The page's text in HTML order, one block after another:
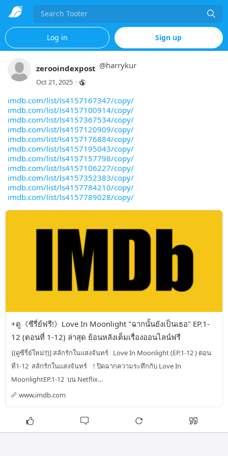
Search
Log in Sign up
zerooindexpost @harrykur
Oct 21, 2025 ·
imdb.com/list/ls4157167347/copy/
imdb.com/list/ls4157100914/copy/
imdb.com/list/ls4157367534/copy/
imdb.com/list/ls4157120909/copy/
imdb.com/list/ls4157176884/copy/
imdb.com/list/ls4157195043/copy/
imdb.com/list/ls4157157798/copy/
imdb.com/list/ls4157106227/copy/
imdb.com/list/ls4157352383/copy/
imdb.com/list/ls4157784210/copy/
imdb.com/list/ls4157789028/copy/
+ดู《ซีรี่ย์ฟรี!》Love In Moonlight "ฉากนั้นยังเป็นเธอ" EP.1-
12 (ตอนที่ 1-12) ล่าสุด ย้อนหลังเต็มเรื่องออนไลน์ฟรี
{(ดูซีรี่ย์ใหม่‼)] สลักรักในแสงจันทร์   Love In Moonlight (EP.1-12 ) ตอน
ที่1-12  สลักรักในแสงจันทร์    ! ปิดฉากความระทึกกับ Love In
MoonlightEP.1-12  บน Netflix…
www.imdb.com